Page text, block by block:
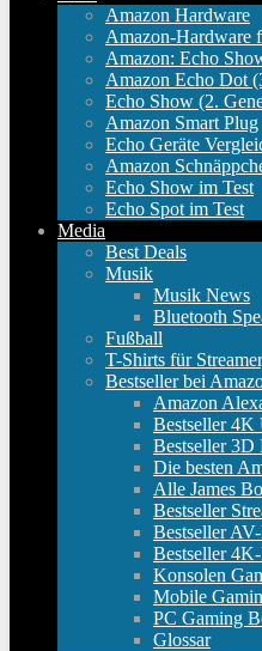
Amazon Hardware
Amazon-Hardware
Amazon: Echo
Amazon Echo Dot
Echo Show (2.
Amazon Smart Plug
Echo Geräte
Amazon
Echo Show im Test
Echo Spot im Test
Media
Best Deals
Musik
Musik News
Bluetooth
Fußball
T-Shirts für
Bestseller bei
Amazon
Bestseller
Bestseller 3D
Die besten
Alle James
Bestseller
Bestseller
Bestseller
Konsolen
Mobile
PC Gaming
Glossar